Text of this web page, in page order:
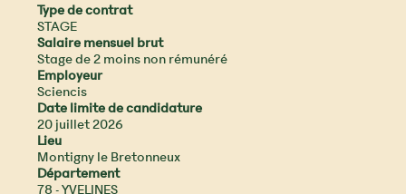
Type de contrat
STAGE
Salaire mensuel brut
Stage de 2 moins non rémunéré
Employeur
Sciencis
Date limite de candidature
20 juillet 2026
Lieu
Montigny le Bretonneux
Département